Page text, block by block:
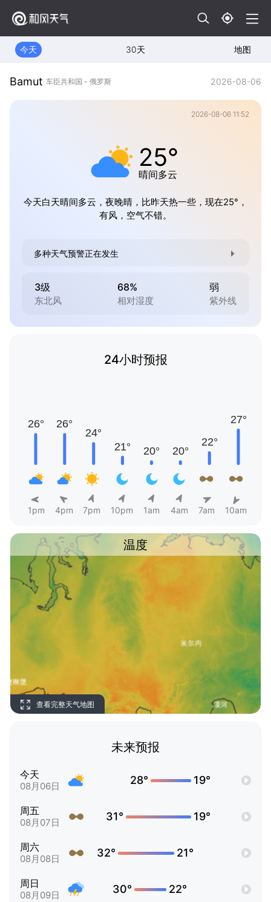
今天 30天 地图
Bamut 车臣共和国 - 俄罗斯 2026-08-06
2026-08-06 11:52
25°
晴间多云
今天白天晴间多云，夜晚晴，比昨天热一些，现在25°，
有风，空气不错。
多种天气预警正在发生
3级
东北风
68%
相对湿度
弱
紫外线
24小时预报
1pm 4pm 7pm 10pm 1am 4am 7am 10am
温度
查看完整天气地图
未来预报
今天
08月06日 28° 19°
周五
08月07日 31° 19°
周六
08月08日 32° 21°
周日
08月09日 30° 22°